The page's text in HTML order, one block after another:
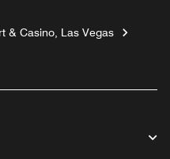
& Casino, Las Vegas